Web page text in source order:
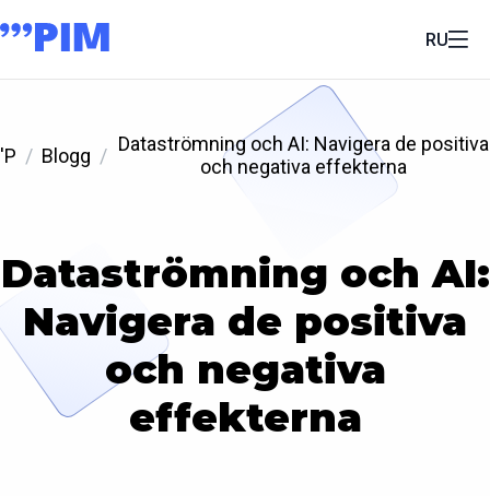
RU
'P Blogg
Dataströmning och AI: Navigera de positiva
och negativa effekterna
Dataströmning och AI:
Navigera de positiva
och negativa
effekterna